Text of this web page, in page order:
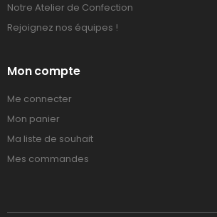
Notre Atelier de Confection
Rejoignez nos équipes !
Mon compte
Me connecter
Mon panier
Ma liste de souhait
Mes commandes